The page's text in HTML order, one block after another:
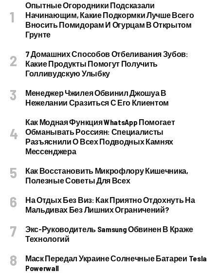
Опытные Огородники Подсказали
Начинающим, Какие Подкормки Лучше Всего
Вносить Помидорам И Огурцам В Открытом
Грунте
7 Домашних Способов Отбеливания Зубов:
Какие Продукты Помогут Получить
Голливудскую Улыбку
Менеджер Чжилея Обвинил Джошуа В
Нежелании Сразиться С Его Клиентом
Как Модная Функция WhatsApp Помогает
Обманывать Россиян: Специалисты
Разъяснили О Всех Подводных Камнях
Мессенджера
Как Восстановить Микрофлору Кишечника,
Полезные Советы Для Всех
На Отдых Без Виз: Как Приятно Отдохнуть На
Мальдивах Без Лишних Ограничений?
Экс-Руководитель Samsung Обвинен В Краже
Технологий
Маск Передал Украине Солнечные Батареи Tesla
Powerwall